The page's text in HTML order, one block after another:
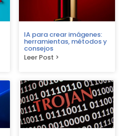
IA para crear imágenes:
herramientas, métodos y
consejos
Leer Post >